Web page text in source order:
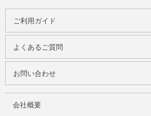
ご利用ガイド
よくあるご質問
お問い合わせ
会社概要